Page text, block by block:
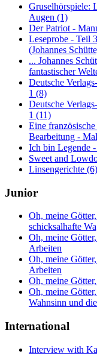
Gruselhörspiele:
Augen (1)
Der Patriot -
Leseprobe - Teil
(Johannes
... Johannes
fantastischer
Deutsche
1 (8)
Deutsche
1 (11)
Eine
Bearbeitung -
Ich bin Legende
Sweet and
Linsengerichte (6)
Junior
Oh, meine
schicksalhafte
Oh, meine
Arbeiten
Oh, meine
Arbeiten
Oh, meine
Oh, meine
Wahnsinn und
International
Interview with